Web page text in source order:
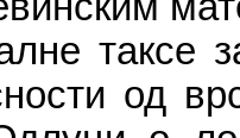
таксе
од